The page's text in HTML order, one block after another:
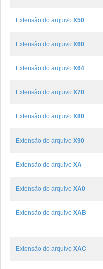
Extensão do arquivo X50
Extensão do arquivo X60
Extensão do arquivo X64
Extensão do arquivo X70
Extensão do arquivo X80
Extensão do arquivo X90
Extensão do arquivo XA
Extensão do arquivo XA0
Extensão do arquivo XAB
Extensão do arquivo XAC